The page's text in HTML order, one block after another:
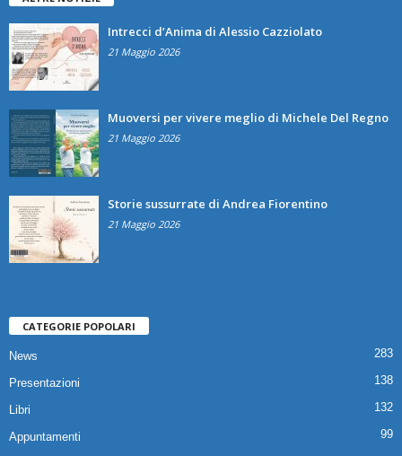
Intrecci d’Anima di Alessio Cazziolato
21 Maggio 2026
Muoversi per vivere meglio di Michele Del Regno
21 Maggio 2026
Storie sussurrate di Andrea Fiorentino
21 Maggio 2026
CATEGORIE POPOLARI
News 283
Presentazioni 138
Libri 132
Appuntamenti 99